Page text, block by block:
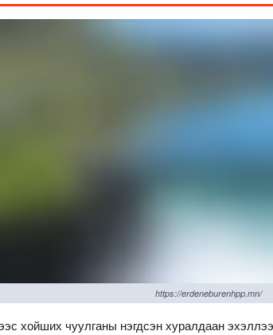
https://erdeneburenhpp.mn/
хойших чуулганы нэгдсэн хуралдаан